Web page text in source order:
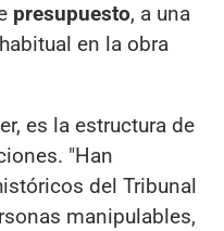
presupuesto, a una
en la obra
es la estructura de
"Han
del Tribunal
manipulables,